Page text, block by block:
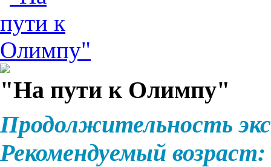
"На пути к Олимпу"
Продолжительность
Рекомендуемый возраст: